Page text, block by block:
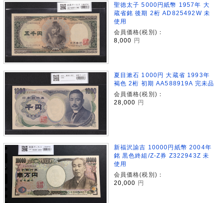
聖徳太子 5000円紙幣 1957年 大
蔵省銘 後期 2桁 AD825492W 未
使用
会員価格(税別)：
8,000
円
夏目漱石 1000円 大蔵省 1993年
褐色 2桁 初期 AA588919A 完未品
会員価格(税別)：
28,000 円
新福沢諭吉 10000円紙幣 2004年
銘 黒色終組/Z-Z券 Z322943Z 未
使用
会員価格(税別)：
20,000
円